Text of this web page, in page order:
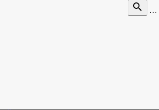
search